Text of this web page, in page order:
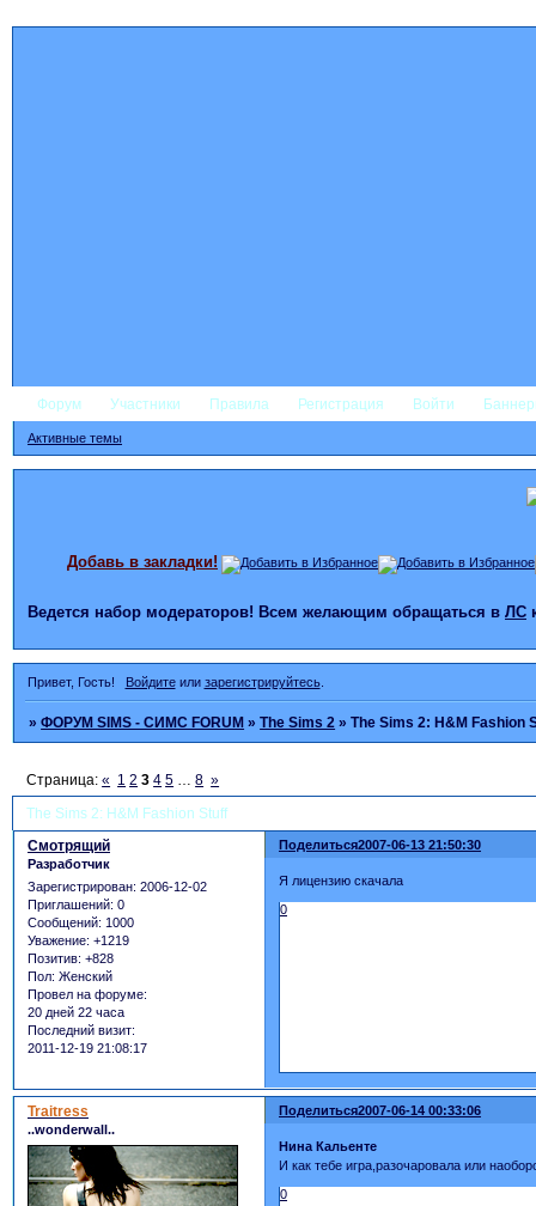
Форум Участники Правила Регистрация Войти
Активные темы
Добавь в закладки!
Ведется набор модераторов! Всем желающим обращаться в ЛС
Привет, Гость! Войдитеили зарегистрируйтесь.
»ФОРУМ SIMS - СИМС FORUM »The Sims 2 »The Sims 2: H&M Fashion
The Sims 2: H&M Fashion Stuff
Страница:« 1 2 3 4 5 … 8 »
Поделиться2007-06-13 21:50:30
Смотрящий
Разработчик
Зарегистрирован: 2006-12-02
Приглашений: 0
Сообщений: 1000
Уважение: +1219
Позитив: +828
Пол: Женский
Провел на форуме:
20 дней 22 часа
Последний визит:
2011-12-19 21:08:17
Я лицензию скачала
0
Поделиться2007-06-14 00:33:06
Traitress
..wonderwall..
Нина Кальенте
И как тебе игра,разочаровала или
0